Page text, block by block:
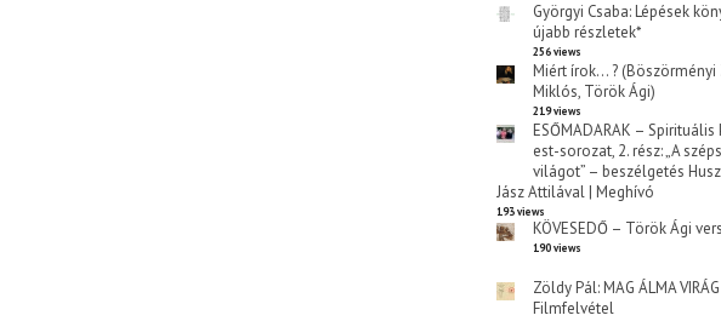
Györgyi Csaba: Lépések
újabb részletek*
256 views
Miért írok… ? (Böszörményi
Miklós, Török Ági)
219 views
ESŐMADARAK –
est-sorozat, 2. rész: „A
világot” – beszélgetés
Jász Attilával | Meghívó
193 views
KÖVESEDŐ – Török Ági
190 views
Zöldy Pál: MAG ÁLMA
Filmfelvétel